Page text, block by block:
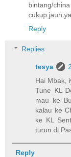
bintang/
cukup jauh
Reply
Replies
tesya
Hai Mbak,
Tune KL
mau ke
kalau ke
ke KL
turun di
Reply